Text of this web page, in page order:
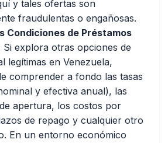
y tales ofertas son
fraudulentas o engañosas.
Condiciones de Préstamos
Si explora otras opciones de
legítimas en Venezuela,
comprender a fondo las tasas
y efectiva anual), las
apertura, los costos por
de repago y cualquier otro
En un entorno económico